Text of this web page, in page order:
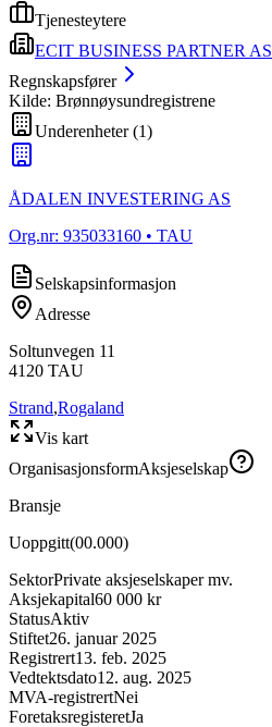
Tjenesteytere
ECIT BUSINESS PARTNER AS
Regnskapsfører
Kilde: Brønnøysundregistrene
Underenheter(1)
ÅDALEN INVESTERING AS
Org.nr: 935033160 • TAU
Selskapsinformasjon
Adresse
Soltunvegen 11
4120 TAU
Strand,Rogaland
Vis kart
OrganisasjonsformAksjeselskap
Bransje
Uoppgitt(00.000)
SektorPrivate aksjeselskaper mv.
Aksjekapital60 000 kr
StatusAktiv
Stiftet26. januar 2025
Registrert13. feb. 2025
Vedtektsdato12. aug. 2025
MVA-registrertNei
ForetaksregisteretJa